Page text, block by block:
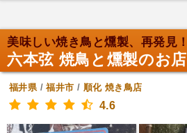
美味しい焼き鳥と燻製、再発見！
六本弦 焼鳥と燻製のお店
福井県/福井市 / 順化 焼き鳥店
4.6